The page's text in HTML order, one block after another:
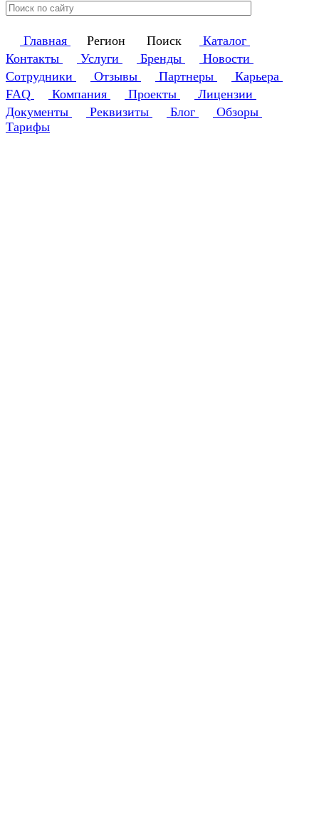
Главная Регион Поиск
Каталог
Контакты
Услуги Бренды
Новости
Сотрудники
Отзывы Партнеры
Карьера
FAQ
Компания Проекты
Лицензии
Документы
Реквизиты Блог
Обзоры
Тарифы